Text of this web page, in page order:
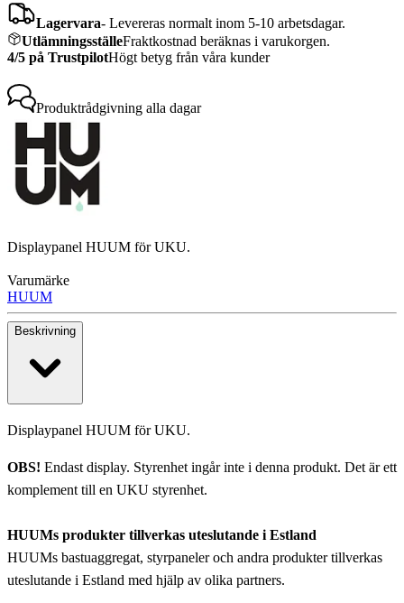
Lagervara- Levereras normalt inom 5-10 arbetsdagar.
UtlämningsställeFraktkostnad beräknas i varukorgen.
4/5 på TrustpilotHögt betyg från våra kunder
Produktrådgivning alla dagar
Displaypanel HUUM för UKU.
Varumärke
HUUM
Beskrivning
Displaypanel HUUM för UKU.
OBS! Endast display. Styrenhet ingår inte i denna produkt. Det är ett
komplement till en UKU styrenhet.
HUUMs produkter tillverkas uteslutande i Estland
HUUMs bastuaggregat, styrpaneler och andra produkter tillverkas
uteslutande i Estland med hjälp av olika partners.